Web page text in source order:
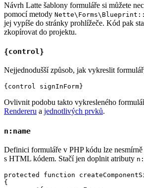
Návrh Latte šablony formuláře si můžete
pomocí metody
jej vypíše do stránky prohlížeče. Kód pak
zkopírovat do projektu.
{control}
Nejjednodušší způsob, jak vykreslit
Ovlivnit podobu takto vykresleného
Rendereru a jednotlivých prvků.
n:name
Definici formuláře v PHP kódu lze nesmírně
s HTML kódem. Stačí jen doplnit atributy
protected function
{